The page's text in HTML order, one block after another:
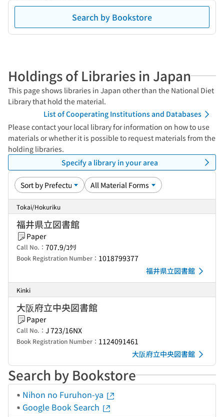
Search by Bookstore
Holdings of Libraries in Japan
This page shows libraries in Japan other than the National Diet
Library that hold the material.
List of Cooperating Institutions and Databases
Please contact your local library for information on how to use
materials or whether it is possible to request materials from the
holding libraries.
Specify a library in your area
Tokai/Hokuriku
福井県立図書館
Paper
Call No.： 707.9/ｺｸﾘ
Book Registration Number： 1018799377
福井県立図書館
Kinki
大阪府立中央図書館
Paper
Call No.： J 723/16NX
Book Registration Number： 1124091461
大阪府立中央図書館
Search by Bookstore
Nihon no Furuhon-ya
Google Book Search